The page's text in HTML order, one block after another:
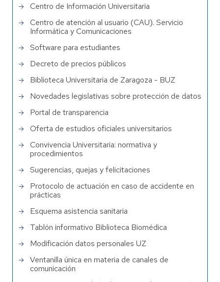
Centro de Información Universitaria
Centro de atención al usuario (CAU). Servicio
Informática y Comunicaciones
Software para estudiantes
Decreto de precios públicos
Biblioteca Universitaria de Zaragoza - BUZ
Novedades legislativas sobre protección de datos
Portal de transparencia
Oferta de estudios oficiales universitarios
Convivencia Universitaria: normativa y
procedimientos
Sugerencias, quejas y felicitaciones
Protocolo de actuación en caso de accidente en
prácticas
Esquema asistencia sanitaria
Tablón informativo Biblioteca Biomédica
Modificación datos personales UZ
Ventanilla única en materia de canales de
comunicación